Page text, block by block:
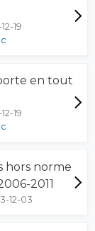
19
en tout
19
hors norme
2011
12-03